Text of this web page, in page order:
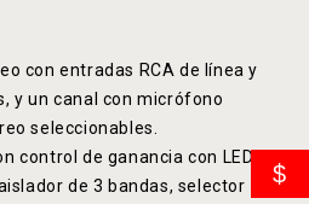
con entradas RCA de línea y
y un canal con micrófono
seleccionables.
control de ganancia con LED
de 3 bandas, selector
$